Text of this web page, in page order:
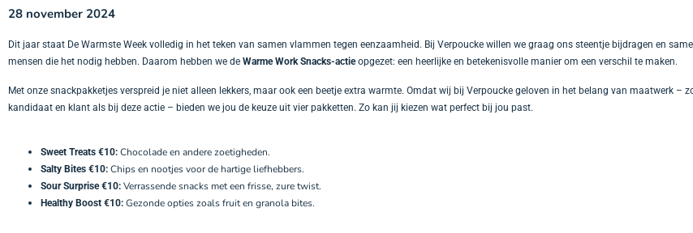
28 november 2024
Dit jaar staat De Warmste Week volledig in het teken van samen vlammen tegen eenzaamheid. Bij Verpoucke willen we graag ons steentje bijdragen en
mensen die het nodig hebben. Daarom hebben we de Warme Work Snacks-actieopgezet: een heerlijke en betekenisvolle manier om een verschil te maken.
Met onze snackpakketjes verspreid je niet alleen lekkers, maar ook een beetje extra warmte. Omdat wij bij Verpoucke geloven in het belang van maatwerk –
kandidaat en klant als bij deze actie – bieden we jou de keuze uit vier pakketten. Zo kan jij kiezen wat perfect bij jou past.
Sweet Treats €10: Chocolade en andere zoetigheden.
Salty Bites €10: Chips en nootjes voor de hartige liefhebbers.
Sour Surprise €10: Verrassende snacks met een frisse, zure twist.
Healthy Boost €10: Gezonde opties zoals fruit en granola bites.